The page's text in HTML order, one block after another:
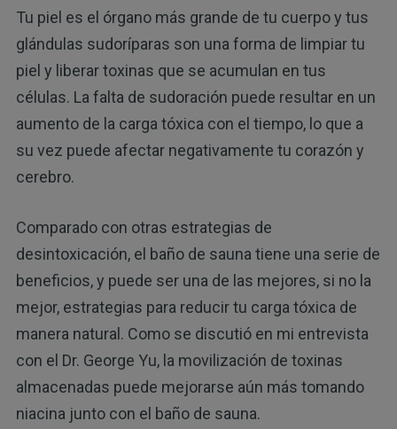
Tu piel es el órgano más grande de tu cuerpo y tus
glándulas sudoríparas son una forma de limpiar tu
piel y liberar toxinas que se acumulan en tus
células. La falta de sudoración puede resultar en un
aumento de la carga tóxica con el tiempo, lo que a
su vez puede afectar negativamente tu corazón y
cerebro.
Comparado con otras estrategias de
desintoxicación, el baño de sauna tiene una serie de
beneficios, y puede ser una de las mejores, si no la
mejor, estrategias para reducir tu carga tóxica de
manera natural. Como se discutió en mi entrevista
con el Dr. George Yu, la movilización de toxinas
almacenadas puede mejorarse aún más tomando
niacina junto con el baño de sauna.